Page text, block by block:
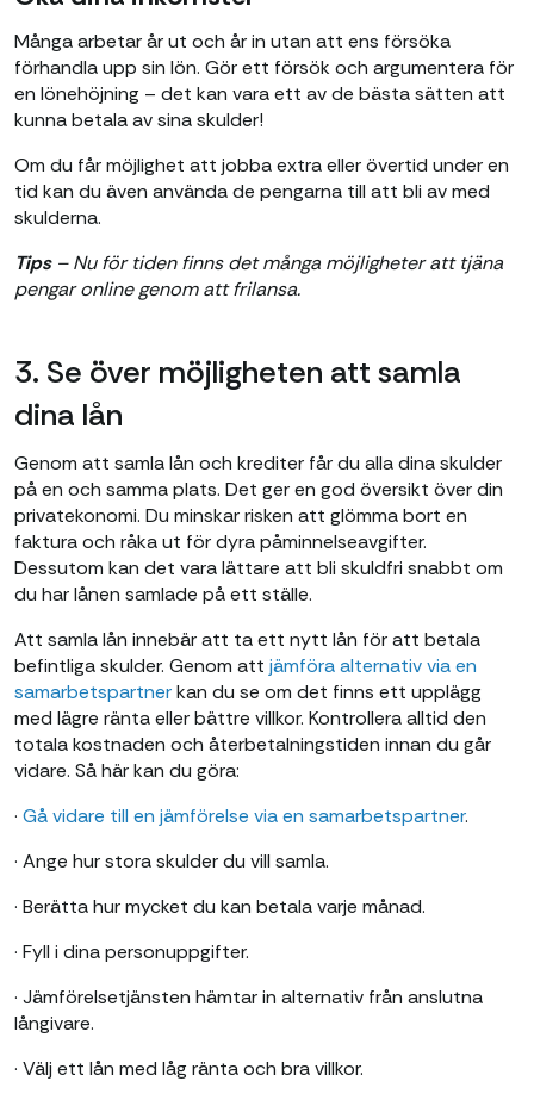
Många arbetar år ut och år in utan att ens försöka
förhandla upp sin lön. Gör ett försök och argumentera för
en lönehöjning – det kan vara ett av de bästa sätten att
kunna betala av sina skulder!
Om du får möjlighet att jobba extra eller övertid under en
tid kan du även använda de pengarna till att bli av med
skulderna.
Tips– Nu för tiden finns det många möjligheter att tjäna
pengar online genom att frilansa.
3. Se över möjligheten att samla
dina lån
Genom att samla lån och krediter får du alla dina skulder
på en och samma plats. Det ger en god översikt över din
privatekonomi. Du minskar risken att glömma bort en
faktura och råka ut för dyra påminnelseavgifter.
Dessutom kan det vara lättare att bli skuldfri snabbt om
du har lånen samlade på ett ställe.
Att samla lån innebär att ta ett nytt lån för att betala
befintliga skulder. Genom att jämföra alternativ via en
samarbetspartnerkan du se om det finns ett upplägg
med lägre ränta eller bättre villkor. Kontrollera alltid den
totala kostnaden och återbetalningstiden innan du går
vidare. Så här kan du göra:
· Gå vidare till en jämförelse via en samarbetspartner.
· Ange hur stora skulder du vill samla.
· Berätta hur mycket du kan betala varje månad.
· Fyll i dina personuppgifter.
· Jämförelsetjänsten hämtar in alternativ från anslutna
långivare.
· Välj ett lån med låg ränta och bra villkor.